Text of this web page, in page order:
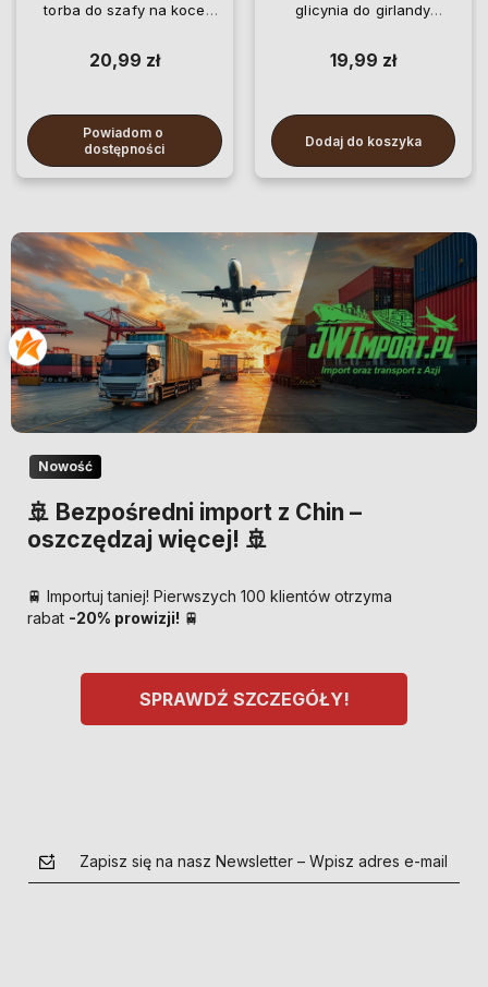
torba do szafy na koce
20,99 zł
Powiadom o
dostępności
glicynia do girlandy
19,99 zł
Dodaj do koszyka
Nowość
🚢 Bezpośredni import z Chin –
oszczędzaj więcej! 🚢
🚆 Importuj taniej! Pierwszych 100 klientów otrzyma
rabat -20% prowizji! 🚆
SPRAWDŹ SZCZEGÓŁY!
Zapisz się na nasz Newsletter – Wpisz adres e-mail